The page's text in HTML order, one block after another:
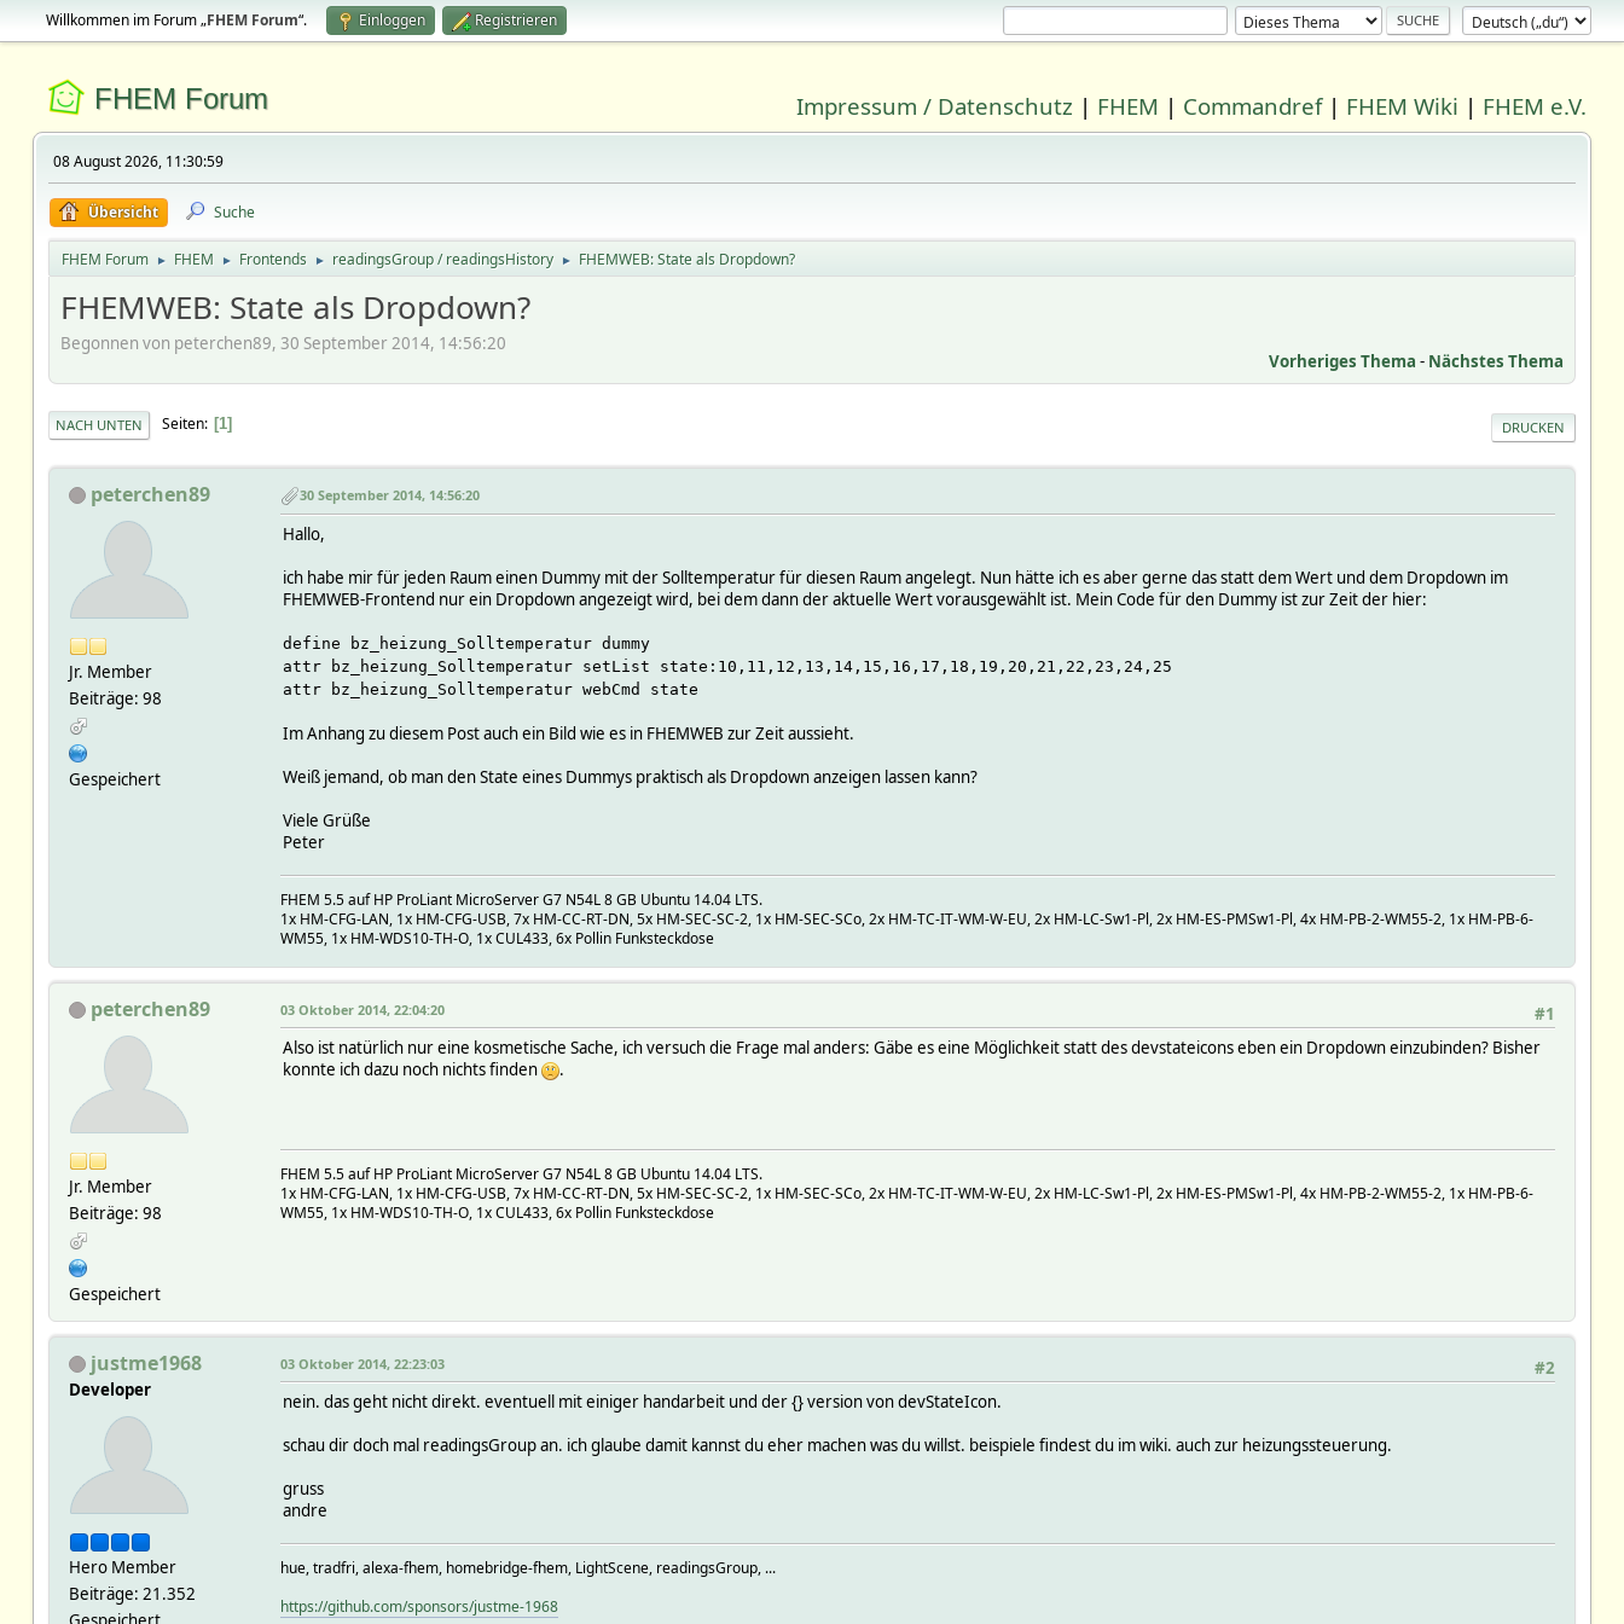
Willkommen im Forum „FHEM Forum“. Einloggen Registrieren
FHEM Forum Impressum / Datenschutz | FHEM | Commandref| FHEM Wiki | FHEM e.V.
08 August 2026, 11:30:59
Übersicht Suche
FHEM Forum ► FHEM ► Frontends ► readingsGroup / readingsHistory ► FHEMWEB: State als Dropdown?
FHEMWEB: State als Dropdown?
Begonnen von peterchen89, 30 September 2014, 14:56:20
Vorheriges Thema - Nächstes Thema
DRUCKEN
NACH UNTEN Seiten 1
peterchen89
Jr. Member
Beiträge: 98
Gespeichert
30 September 2014, 14:56:20
Hallo,
ich habe mir für jeden Raum einen Dummy mit der Solltemperatur für diesen Raum angelegt. Nun hätte ich es aber gerne das statt dem Wert und dem Dropdown im
FHEMWEB-Frontend nur ein Dropdown angezeigt wird, bei dem dann der aktuelle Wert vorausgewählt ist. Mein Code für den Dummy ist zur Zeit der hier:
define bz_heizung_Solltemperatur dummy
attr bz_heizung_Solltemperatur setList state:10,11,12,13,14,15,16,17,18,19,20,21,22,23,24,25
attr bz_heizung_Solltemperatur webCmd state
Im Anhang zu diesem Post auch ein Bild wie es in FHEMWEB zur Zeit aussieht.
Weiß jemand, ob man den State eines Dummys praktisch als Dropdown anzeigen lassen kann?
Viele Grüße
Peter
FHEM 5.5 auf HP ProLiant MicroServer G7 N54L 8 GB Ubuntu 14.04 LTS.
1x HM-CFG-LAN, 1x HM-CFG-USB, 7x HM-CC-RT-DN, 5x HM-SEC-SC-2, 1x HM-SEC-SCo, 2x HM-TC-IT-WM-W-EU, 2x HM-LC-Sw1-Pl, 2x HM-ES-PMSw1-Pl, 4x HM-PB-2-WM55-2, 1x HM-PB-6-
WM55, 1x HM-WDS10-TH-O, 1x CUL433, 6x Pollin Funksteckdose
peterchen89
Jr. Member
Beiträge: 98
Gespeichert
#1
03 Oktober 2014, 22:04:20
Also ist natürlich nur eine kosmetische Sache, ich versuch die Frage mal anders: Gäbe es eine Möglichkeit statt des devstateicons eben ein Dropdown einzubinden? Bisher
konnte ich dazu noch nichts finden
.
FHEM 5.5 auf HP ProLiant MicroServer G7 N54L 8 GB Ubuntu 14.04 LTS.
1x HM-CFG-LAN, 1x HM-CFG-USB, 7x HM-CC-RT-DN, 5x HM-SEC-SC-2, 1x HM-SEC-SCo, 2x HM-TC-IT-WM-W-EU, 2x HM-LC-Sw1-Pl, 2x HM-ES-PMSw1-Pl, 4x HM-PB-2-WM55-2, 1x HM-PB-6-
WM55, 1x HM-WDS10-TH-O, 1x CUL433, 6x Pollin Funksteckdose
justme1968
Developer
Hero Member
Beiträge: 21.352
#2
03 Oktober 2014, 22:23:03
nein. das geht nicht direkt. eventuell mit einiger handarbeit und der {} version von devStateIcon.
schau dir doch mal readingsGroup an. ich glaube damit kannst du eher machen was du willst. beispiele findest du im wiki. auch zur heizungssteuerung.
gruss
andre
hue, tradfri, alexa-fhem, homebridge-fhem, LightScene, readingsGroup, ...
https://github.com/sponsors/justme-1968